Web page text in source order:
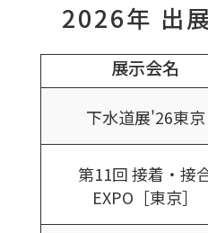
2026年 出
展示会名
下水道展'26東京
第11回 接着・接
EXPO［東京］